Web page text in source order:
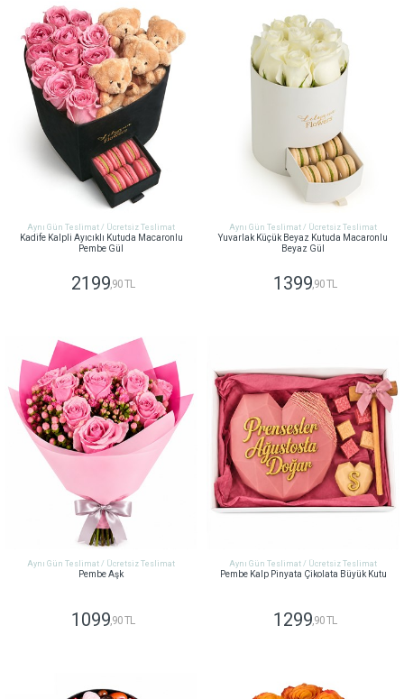
Aynı Gün Teslimat / Ücretsiz Teslimat
Kadife Kalpli Ayıcıklı Kutuda Macaronlu
Pembe Gül
2199,90 TL
Aynı Gün Teslimat / Ücretsiz Teslimat
Yuvarlak Küçük Beyaz Kutuda Macaronlu
Beyaz Gül
1399,90 TL
Aynı Gün Teslimat / Ücretsiz Teslimat
Pembe Aşk
1099,90 TL
Aynı Gün Teslimat / Ücretsiz Teslimat
Pembe Kalp Pinyata Çikolata Büyük Kutu
1299,90 TL